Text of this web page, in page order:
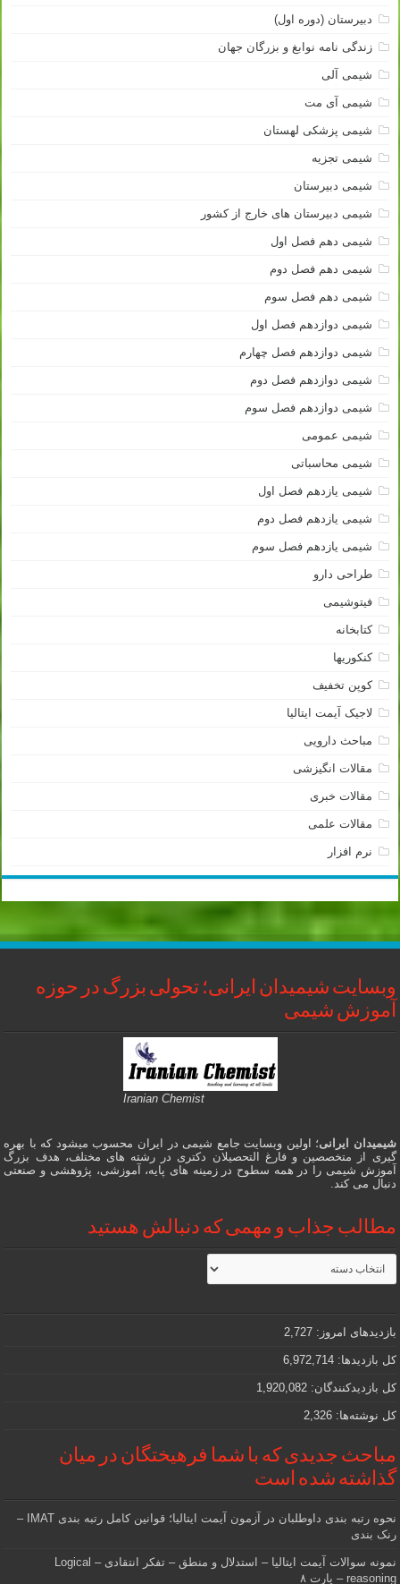
دبیرستان (دوره اول)
زندگی نامه نوابغ و بزرگان جهان
شیمی آلی
شیمی آی مت
شیمی پزشکی لهستان
شیمی تجزیه
شیمی دبیرستان
شیمی دبیرستان های خارج از کشور
شیمی دهم فصل اول
شیمی دهم فصل دوم
شیمی دهم فصل سوم
شیمی دوازدهم فصل اول
شیمی دوازدهم فصل چهارم
شیمی دوازدهم فصل دوم
شیمی دوازدهم فصل سوم
شیمی عمومی
شیمی محاسباتی
شیمی یازدهم فصل اول
شیمی یازدهم فصل دوم
شیمی یازدهم فصل سوم
طراحی دارو
فیتوشیمی
کتابخانه
کنکوریها
کوپن تخفیف
لاجیک آیمت ایتالیا
مباحث دارویی
مقالات انگیزشی
مقالات خبری
مقالات علمی
نرم افزار
وبسایت شیمیدان ایرانی؛ تحولی بزرگ در حوزه
آموزش شیمی
Iranian Chemist
شیمیدان ایرانی؛ اولین وبسایت جامع شیمی در ایران محسوب میشود که با بهره
گیری از متخصصین و فارغ التحصیلان دکتری در رشته های مختلف، هدف بزرگ
آموزش شیمی را در همه سطوح در زمینه های پایه، آموزشی، پژوهشی و صنعتی
دنبال می کند.
مطالب جذاب و مهمی که دنبالش هستید
مطالب
جذاب
و
که
دنبالش
هستید
بازدیدهای امروز:2,727
کل بازدیدها:6,972,714
کل بازدیدکنند‌گان:1,920,082
کل نوشته‌ها:2,326
مباحث جدیدی که با شما فرهیختگان در میان
گذاشته شده است
نحوه رتبه بندی داوطلبان در آزمون آیمت ایتالیا؛ قوانین کامل رتبه بندی IMAT –
رنک بندی
نمونه سوالات آیمت ایتالیا – استدلال و منطق – تفکر انتقادی – Logical
reasoning – پارت ۸